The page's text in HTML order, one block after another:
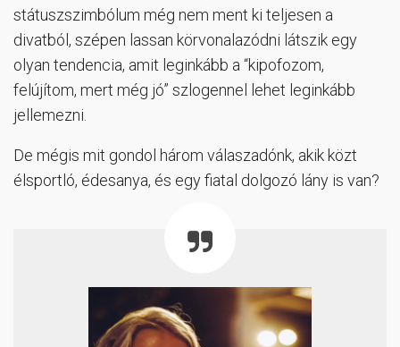
státuszszimbólum még nem ment ki teljesen a
divatból, szépen lassan körvonalazódni látszik egy
olyan tendencia, amit leginkább a “kipofozom,
felújítom, mert még jó” szlogennel lehet leginkább
jellemezni.
De mégis mit gondol három válaszadónk, akik közt
élsportló, édesanya, és egy fiatal dolgozó lány is van?